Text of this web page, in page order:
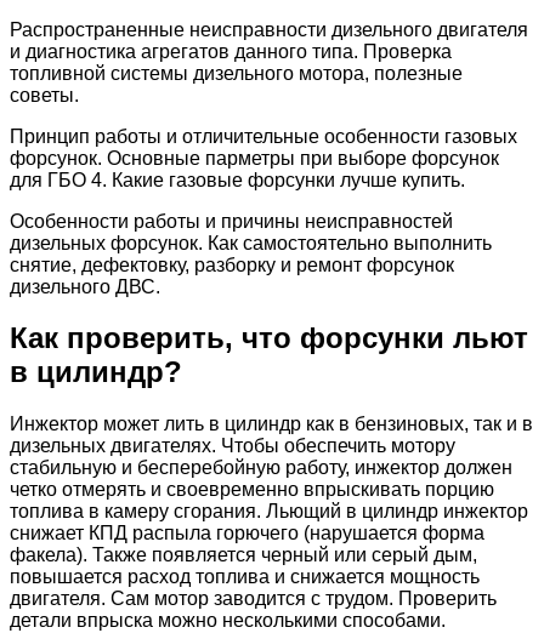
Распространенные неисправности дизельного двигателя
и диагностика агрегатов данного типа. Проверка
топливной системы дизельного мотора, полезные
советы.
Принцип работы и отличительные особенности газовых
форсунок. Основные парметры при выборе форсунок
для ГБО 4. Какие газовые форсунки лучше купить.
Особенности работы и причины неисправностей
дизельных форсунок. Как самостоятельно выполнить
снятие, дефектовку, разборку и ремонт форсунок
дизельного ДВС.
Как проверить, что форсунки льют
в цилиндр?
Инжектор может лить в цилиндр как в бензиновых, так и в
дизельных двигателях. Чтобы обеспечить мотору
стабильную и бесперебойную работу, инжектор должен
четко отмерять и своевременно впрыскивать порцию
топлива в камеру сгорания. Льющий в цилиндр инжектор
снижает КПД распыла горючего (нарушается форма
факела). Также появляется черный или серый дым,
повышается расход топлива и снижается мощность
двигателя. Сам мотор заводится с трудом. Проверить
детали впрыска можно несколькими способами.